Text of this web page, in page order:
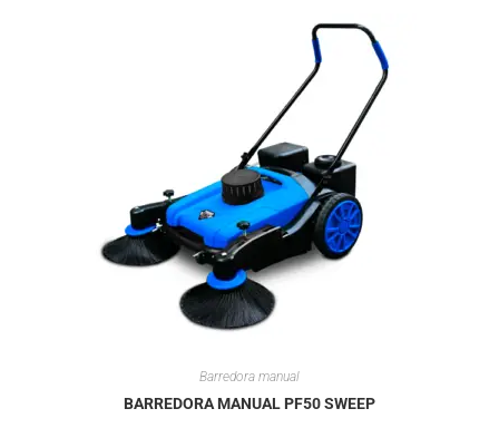
Barredora manual
BARREDORA MANUAL PF50 SWEEP